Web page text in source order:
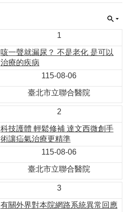
1
咳一聲就漏尿？ 不是老化 是可以
治療的疾病
115-08-06
臺北市立聯合醫院
2
科技護體 輕鬆修補 達文西微創手
術讓疝氣治療更精準
115-08-06
臺北市立聯合醫院
3
有關外界對本院網路系統異常回應